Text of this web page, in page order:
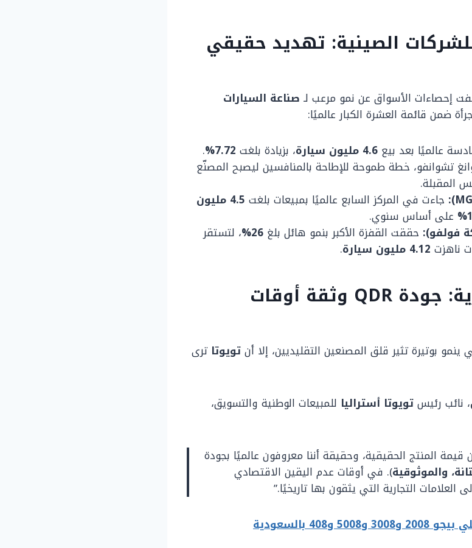
الصينية: تهديد حقيقي
إحصاءات الأسواق عن نمو مرعب لـ صناعة السيارات
ضمن قائمة العشرة الكبار عالميًا:
عالميًا بعد بيع 4.6 مليون سيارة ، بزيادة بلغت 7.72%
.
تشوانفو، خطة طموحة للإطاحة بالمنافسين ليصبح المصنّع
المقبلة.
جاءت في المركز السابع عالميًا بمبيعات بلغت
4.5 مليون
على أساس سنوي.
فولفو): حققت القفزة الأكبر بنمو هائل بلغ 26% ، لتستقر
ناهزت 4.12 مليون سيارة .
معادلة تويوتا السرية: جودة QDR وثقة أوقات
بوتيرة تثير قلق المصنعين التقليديين، إلا أنتويوتا ترى
، نائب رئيستويوتا أستراليا للمبيعات الوطنية والتسويق،
المنتج الحقيقية، وحقيقة أننا معروفون عالميًا بجودة
والموثوقية). في أوقات عدم اليقين الاقتصادي
العلامات التجارية التي يثقون بها تاريخيًا.”
بالسعودية